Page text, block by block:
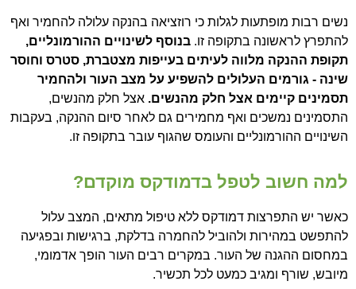
נשים רבות מופתעות לגלות כי רוזציאה בהנקה עלולה להחמיר ואף
להתפרץ לראשונה בתקופה זו. בנוסף לשינויים ההורמונליים,
תקופת ההנקה מלווה לעיתים בעייפות מצטברת, סטרס וחוסר
שינה - גורמים העלולים להשפיע על מצב העור ולהחמיר
תסמינים קיימים אצל חלק מהנשים. אצל חלק מהנשים,
התסמינים נמשכים ואף מחמירים גם לאחר סיום ההנקה, בעקבות
השינויים ההורמונליים והעומס שהגוף עובר בתקופה זו.
למה חשוב לטפל בדמודקס מוקדם?
כאשר יש התפרצות דמודקס ללא טיפול מתאים, המצב עלול
להתפשט במהירות ולהוביל להחמרה בדלקת, ברגישות ובפגיעה
במחסום ההגנה של העור. במקרים רבים העור הופך אדמומי,
מיובש, שורף ומגיב כמעט לכל תכשיר.